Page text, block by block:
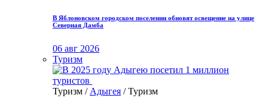
В Яблоновском городском поселении обновят освещение на улице
Северная Дамба
06 авг 2026
Туризм
Туризм /Адыгея / Туризм